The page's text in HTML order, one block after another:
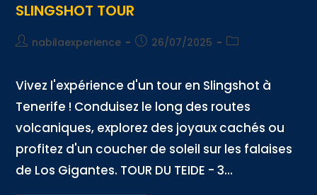
SLINGSHOT TOUR
nabilaexperience 26/07/2025
Vivez l'expérience d'un tour en Slingshot à
Tenerife ! Conduisez le long des routes
volcaniques, explorez des joyaux cachés ou
profitez d'un coucher de soleil sur les falaises
de Los Gigantes. TOUR DU TEIDE - 3...